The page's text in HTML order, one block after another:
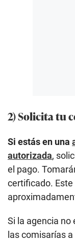
2) Solicita tu
Si estás en una
autorizada,
el pago.
certificado.
Si la agencia
las comisarías